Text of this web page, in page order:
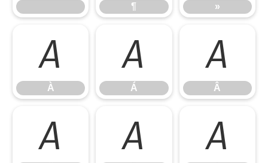
¶ »
À
À
Á
Á
Â
Â
Ã Ä Å